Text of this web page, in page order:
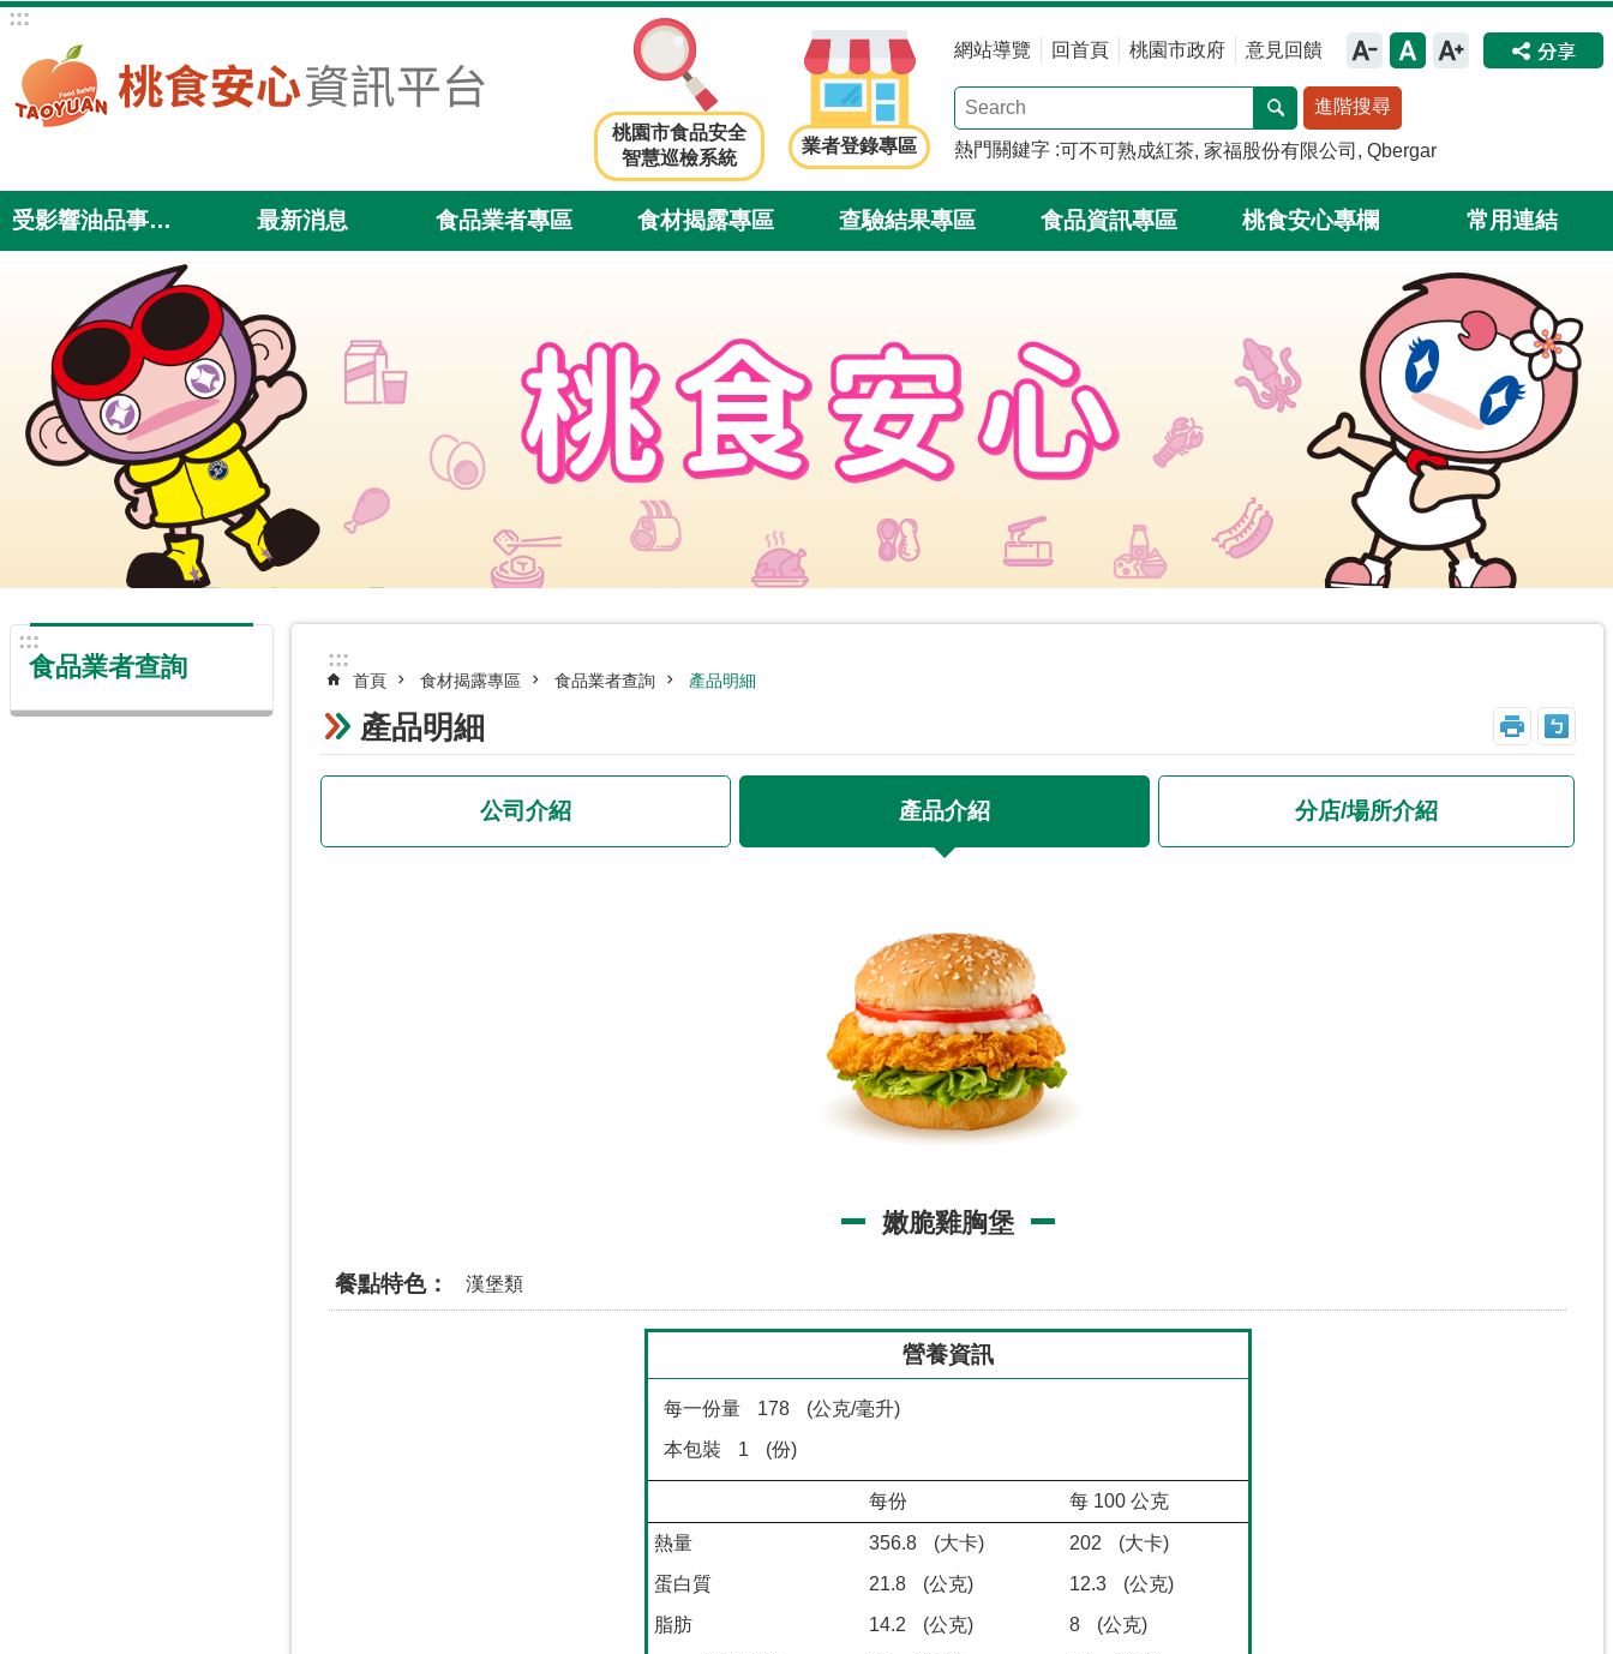
跳到主要內容區塊
:::
桃園市食品安全
智慧巡檢系統
業者登錄專區
網站導覽 回首頁 桃園市政府 意見回饋
進階搜尋
熱門關鍵字 可不可熟成紅茶 家福股份有限公司 Qbergar
受影響油品事件專區 最新消息 食品業者專區 食材揭露專區 查驗結果專區 食品資訊專區 桃食安心專欄 常用連結
:::
食品業者查詢 :::
首頁 食材揭露專區 食品業者查詢 產品明細
產品明細 _
公司介紹 產品介紹 分店/場所介紹
嫩脆雞胸堡
餐點特色 漢堡類
營養資訊
每一份量 178
(公克/毫升)
本包裝
1 (份)
每份 每 100 公克
熱量 356.8 (大卡) 202
(大卡)
蛋白質
21.8 (公克) 12.3
(公克)
脂肪
14.2 (公克) 8
(公克)